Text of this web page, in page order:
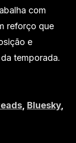
com
reforço que
e
temporada.
Bluesky,